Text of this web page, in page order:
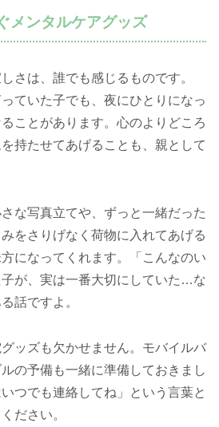
メンタルケアグッズ
さは、誰でも感じるものです。
っていた子でも、夜にひとりになっ
ことがあります。心のよりどころ
持たせてあげることも、親として
な写真立てや、ずっと一緒だった
をさりげなく荷物に入れてあげる
になってくれます。「こんなのい
が、実は一番大切にしていた…な
話ですよ。
ッズも欠かせません。モバイルバ
の予備も一緒に準備しておきまし
つでも連絡してね」という言葉と
ださい。